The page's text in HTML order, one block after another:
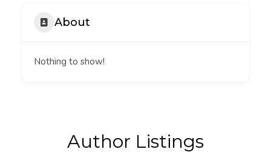
About
Nothing to show!
Author Listings